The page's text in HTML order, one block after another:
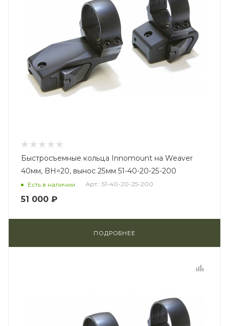
Быстросъемные кольца Innomount на Weaver
40мм, BH=20, вынос 25мм 51-40-20-25-200
Есть в наличии Арт.: 51-40-20-25-200
51 000 ₽
ПОДРОБНЕЕ